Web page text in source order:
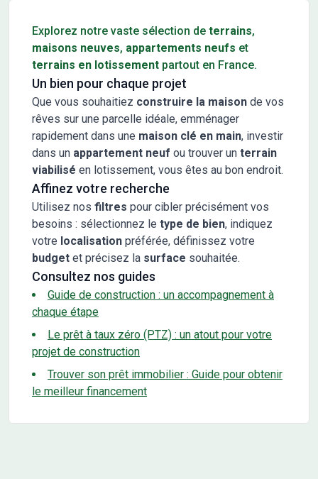
Explorez notre vaste sélection de terrains,
maisons neuves, appartements neufs et
terrains en lotissement partout en France.
Un bien pour chaque projet
Que vous souhaitiez construire la maison de vos
rêves sur une parcelle idéale, emménager
rapidement dans une maison clé en main, investir
dans un appartement neuf ou trouver un terrain
viabilisé en lotissement, vous êtes au bon endroit.
Affinez votre recherche
Utilisez nos filtres pour cibler précisément vos
besoins : sélectionnez le type de bien, indiquez
votre localisation préférée, définissez votre
budget et précisez la surface souhaitée.
Consultez nos guides
Guide de construction : un accompagnement à
chaque étape
Le prêt à taux zéro (PTZ) : un atout pour votre
projet de construction
Trouver son prêt immobilier : Guide pour obtenir
le meilleur financement